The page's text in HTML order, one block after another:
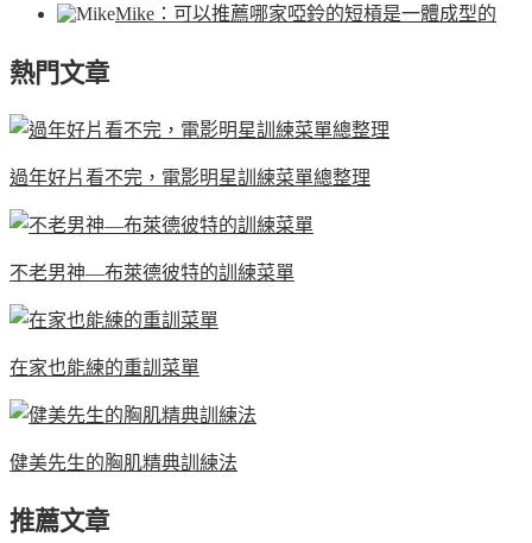
Mike ：可以推薦哪家啞鈴的短槓是一體成型的
熱門文章
過年好片看不完，電影明星訓練菜單總整理
不老男神—布萊德彼特的訓練菜單
在家也能練的重訓菜單
健美先生的胸肌精典訓練法
推薦文章